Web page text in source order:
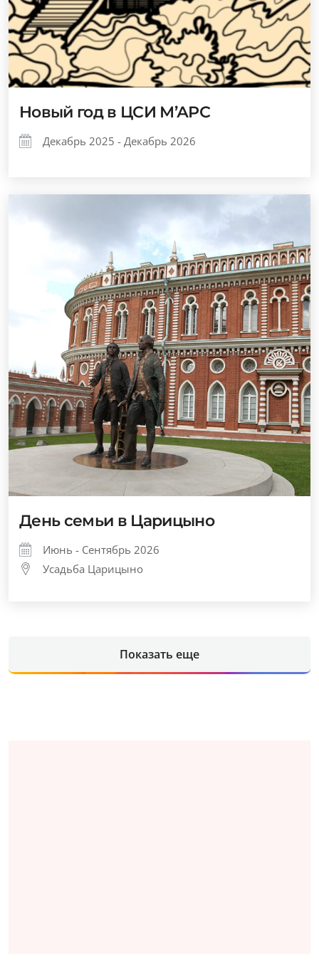
Новый год в ЦСИ М’АРС
Декабрь 2025 - Декабрь 2026
День семьи в Царицыно
Июнь - Сентябрь 2026
Усадьба Царицыно
Показать еще